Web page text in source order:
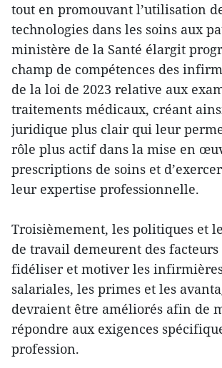
tout en promouvant l’utilisation
technologies dans les soins aux
ministère de la Santé élargit
champ de compétences des
de la loi de 2023 relative aux
traitements médicaux, créant
juridique plus clair qui leur
rôle plus actif dans la mise en
prescriptions de soins et
leur expertise professionnelle.
Troisièmement, les politiques et
de travail demeurent des facteurs
fidéliser et motiver les
salariales, les primes et les
devraient être améliorés afin de
répondre aux exigences
profession.